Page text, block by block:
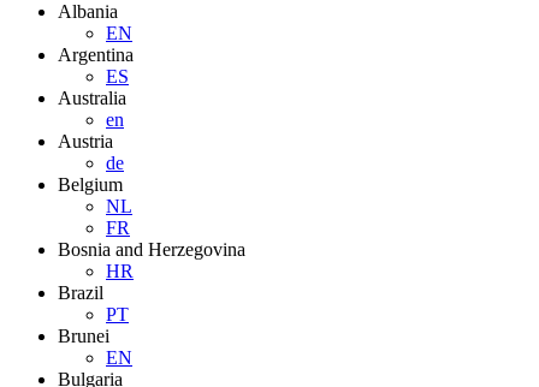
Albania
EN
Argentina
ES
Australia
en
Austria
de
Belgium
NL
FR
Bosnia and Herzegovina
HR
Brazil
PT
Brunei
EN
Bulgaria